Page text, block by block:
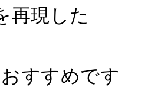
再現した
すすめです